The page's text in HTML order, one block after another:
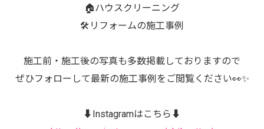
🏠ハウスクリーニング
🛠️リフォームの施工事例
施工前・施工後の写真も多数掲載しておりますので
ぜひフォローして最新の施工事例をご閲覧ください👀✨
⬇️Instagramはこちら⬇️